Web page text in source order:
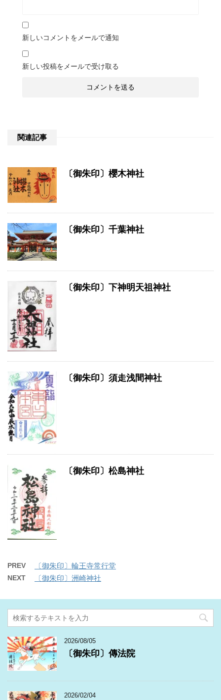
新しいコメントをメールで通知
新しい投稿をメールで受け取る
関連記事
〔御朱印〕櫻木神社
〔御朱印〕千葉神社
〔御朱印〕下神明天祖神社
〔御朱印〕須走浅間神社
〔御朱印〕松島神社
PREV 〔御朱印〕輪王寺常行堂
NEXT 〔御朱印〕洲崎神社
2026/08/05
〔御朱印〕傳法院
2026/02/04